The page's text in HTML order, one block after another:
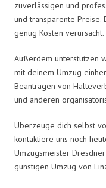
zuverlässigen und
und transparente Preise.
genug Kosten verursacht.
Außerdem unterstützen
mit deinem Umzug
Beantragen von
und anderen
Überzeuge dich selbst
kontaktiere uns noch
Umzugsmeister
günstigen Umzug von